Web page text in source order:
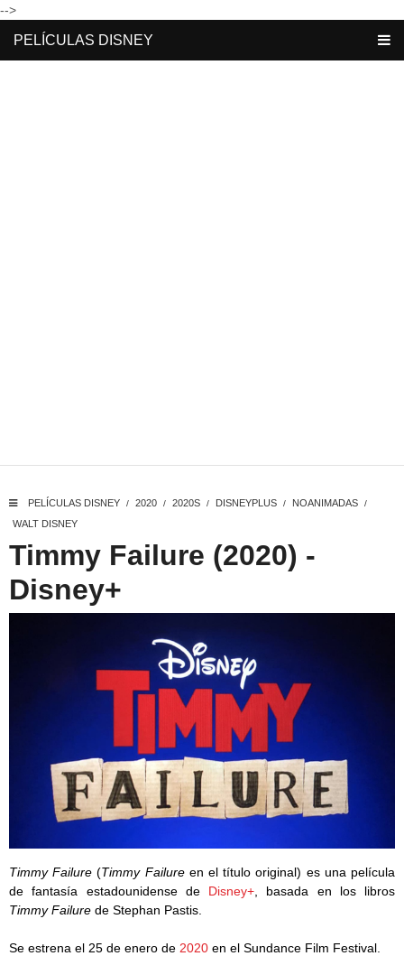
-->
PELÍCULAS DISNEY
PELÍCULAS DISNEY / 2020 / 2020S / DISNEYPLUS / NOANIMADAS /
WALT DISNEY
Timmy Failure (2020) -
Disney+
Timmy Failure (Timmy Failureen el título original) es una película
de fantasía estadounidense de Disney+ , basada en los libros
Timmy Failure de Stephan Pastis.
Se estrena el 25 de enero de 2020 en el Sundance Film Festival.